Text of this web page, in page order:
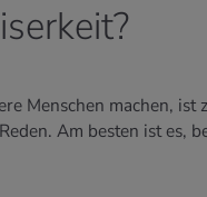
Menschen machen,
Am besten ist es,